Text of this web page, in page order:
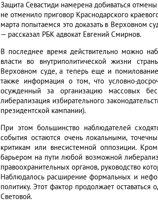
Защита Севастиди намерена добиваться
не отменило приговор Краснодарского
марта попытаемся это доказать в Верховном
— рассказал РБК адвокат Евгений Смирнов.
В последнее время действительно можно
власти во внутриполитической жизни
Верховном суде, а теперь еще и
также информация о том, что условно-
осужденный за организацию массовых
либерализация избирательного
президентской кампании).
При этом большинство наблюдателей
события остаются очень локальными,
критикам или внесистемной оппозиции.
барьером на пути любой возможной
правоохранительных органов, руководство
Наблюдалось расширение формальных и
политику. Этот фактор продолжает
Световой.